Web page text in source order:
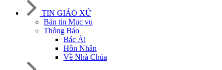
TIN GIÁO XỨ
Bản tin Mục vụ
Thông Báo
Bác Ái
Hôn Nhân
Về Nhà Chúa